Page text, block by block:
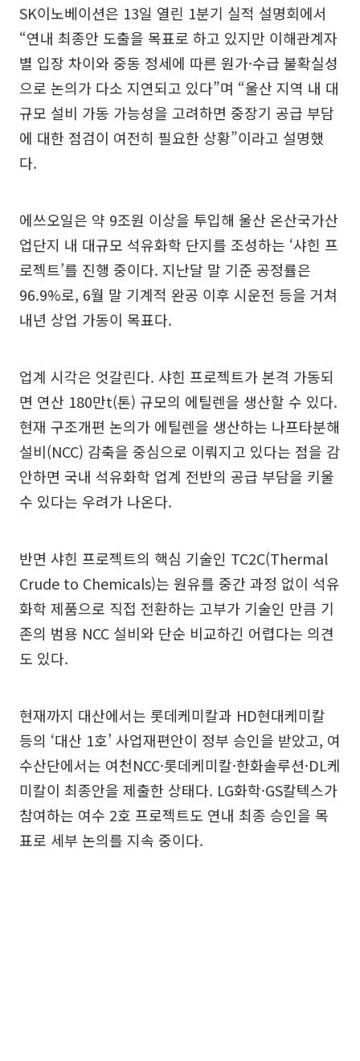
SK이노베이션은 13일 열린 1분기 실적 설명회에서
“연내 최종안 도출을 목표로 하고 있지만 이해관계자
별 입장 차이와 중동 정세에 따른 원가·수급 불확실성
으로 논의가 다소 지연되고 있다”며 “울산 지역 내 대
규모 설비 가동 가능성을 고려하면 중장기 공급 부담
에 대한 점검이 여전히 필요한 상황”이라고 설명했
다.
에쓰오일은 약 9조원 이상을 투입해 울산 온산국가산
업단지 내 대규모 석유화학 단지를 조성하는 ‘샤힌 프
로젝트’를 진행 중이다. 지난달 말 기준 공정률은
96.9%로, 6월 말 기계적 완공 이후 시운전 등을 거쳐
내년 상업 가동이 목표다.
업계 시각은 엇갈린다. 샤힌 프로젝트가 본격 가동되
면 연산 180만t(톤) 규모의 에틸렌을 생산할 수 있다.
현재 구조개편 논의가 에틸렌을 생산하는 나프타분해
설비(NCC) 감축을 중심으로 이뤄지고 있다는 점을 감
안하면 국내 석유화학 업계 전반의 공급 부담을 키울
수 있다는 우려가 나온다.
반면 샤힌 프로젝트의 핵심 기술인 TC2C(Thermal
Crude to Chemicals)는 원유를 중간 과정 없이 석유
화학 제품으로 직접 전환하는 고부가 기술인 만큼 기
존의 범용 NCC 설비와 단순 비교하긴 어렵다는 의견
도 있다.
현재까지 대산에서는 롯데케미칼과 HD현대케미칼
등의 ‘대산 1호’ 사업재편안이 정부 승인을 받았고, 여
수산단에서는 여천NCC·롯데케미칼·한화솔루션·DL케
미칼이 최종안을 제출한 상태다. LG화학·GS칼텍스가
참여하는 여수 2호 프로젝트도 연내 최종 승인을 목
표로 세부 논의를 지속 중이다.